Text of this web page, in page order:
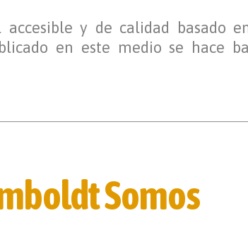
accesible y de calidad basado
en este medio se hace
Somos